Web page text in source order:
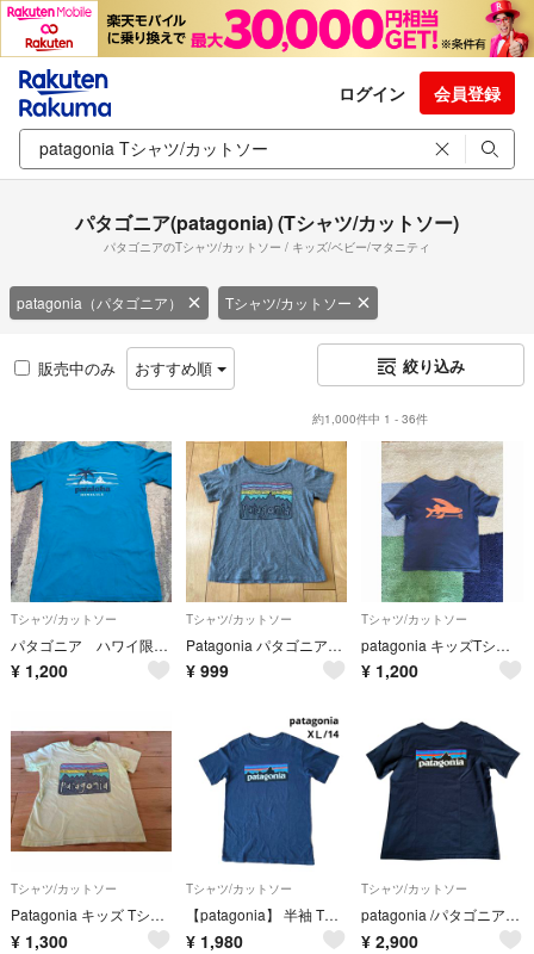
ログイン 会員登録
パタゴニア(patagonia) (Tシャツ/カットソー)
パタゴニアのTシャツ/カットソー / キッズ/ベビー/マタニティ
patagonia（パタゴニア） Tシャツ/カットソー
販売中のみ おすすめ順 絞り込み
約1,000件中 1 - 36件
Tシャツ/カットソー
パタゴニア ハワイ限定 Tシャツ
¥ 1,200
Tシャツ/カットソー
Patagonia パタゴニア グレー Tシャツ 5T 110cm 120cm
¥ 999
Tシャツ/カットソー
patagonia キッズTシャツ XSサイズ
¥ 1,200
Tシャツ/カットソー
Patagonia キッズ Tシャツ イエロー
¥ 1,300
Tシャツ/カットソー
【patagonia】 半袖 Tシャツ トップス ネイビー
¥ 1,980
Tシャツ/カットソー
patagonia /パタゴニア バックプリント ネイビーTシャツ美品XL-14
¥ 2,900